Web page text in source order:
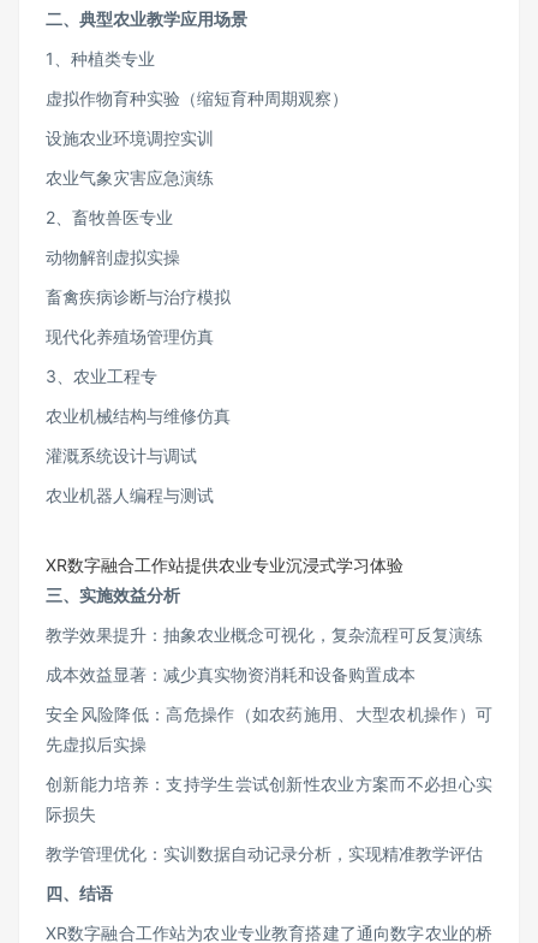
二、典型农业教学应用场景
1、种植类专业
虚拟作物育种实验（缩短育种周期观察）
设施农业环境调控实训
农业气象灾害应急演练
2、畜牧兽医专业
动物解剖虚拟实操
畜禽疾病诊断与治疗模拟
现代化养殖场管理仿真
3、农业工程专
农业机械结构与维修仿真
灌溉系统设计与调试
农业机器人编程与测试
XR数字融合工作站提供农业专业沉浸式学习体验
三、实施效益分析
教学效果提升：抽象农业概念可视化，复杂流程可反复演练
成本效益显著：减少真实物资消耗和设备购置成本
安全风险降低：高危操作（如农药施用、大型农机操作）可
先虚拟后实操
创新能力培养：支持学生尝试创新性农业方案而不必担心实
际损失
教学管理优化：实训数据自动记录分析，实现精准教学评估
四、结语
XR数字融合工作站为农业专业教育搭建了通向数字农业的桥